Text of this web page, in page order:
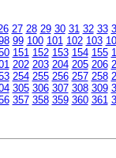
27 28 29 30 31 32 33
99 100 101 102 103
151 152 153 154 155
202 203 204 205 206
254 255 256 257 258
305 306 307 308 309
357 358 359 360 361